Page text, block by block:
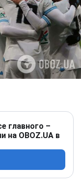
главного –
на OBOZ.UA в